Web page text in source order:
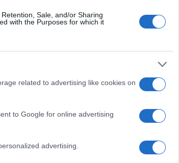
Sale, and/or Sharing
with the Purposes for which it
related to advertising like cookies on
to Google for online advertising
advertising.
Nota per il suo
da esplorare,
città, dove si possono
angolo racconta una
è arricchita da melodie
locali.